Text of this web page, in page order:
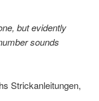
but evidently
sounds
Strickanleitungen,